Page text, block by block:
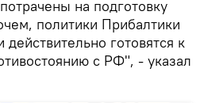
на подготовку
политики Прибалтики
готовятся к
с РФ", - указал